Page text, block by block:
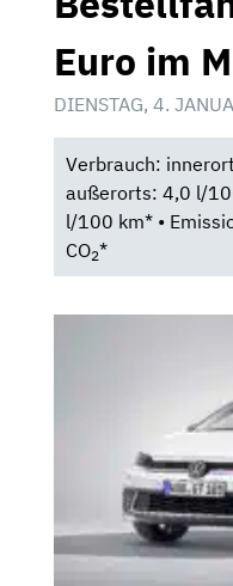
Euro im
DIENSTAG, 4.
Verbrauch:
außerorts: 4,0 l/
l/100 km* •
CO2*